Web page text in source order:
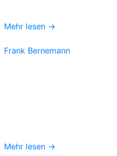
Mehr lesen →
Frank Bernemann
Mehr lesen →